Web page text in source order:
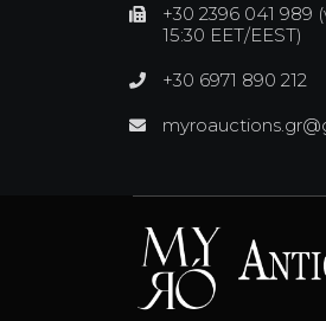
+30 2396 041 989
15:30 EET/EEST)
+30 6971 890 212